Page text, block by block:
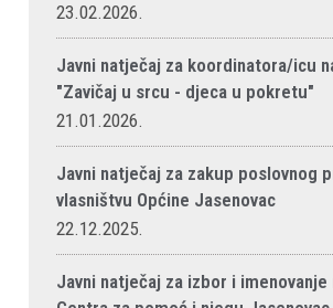
23.02.2026.
Javni natječaj za koordinatora/icu
"Zavičaj u srcu - djeca u pokretu"
21.01.2026.
Javni natječaj za zakup poslovnog
vlasništvu Općine Jasenovac
22.12.2025.
Javni natječaj za izbor i